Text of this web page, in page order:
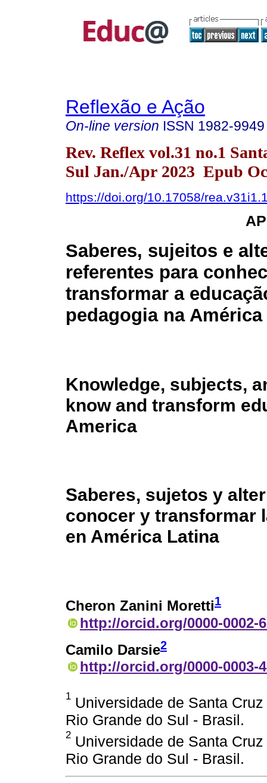
Reflexão e Ação
On-line version ISSN 1982-9949
Rev. Reflex vol.31 no.1
Sul Jan./Apr 2023 Epub
https://doi.org/10.17058/
Saberes, sujeitos e
referentes para
transformar a
pedagogia na
Knowledge, subjects,
know and transform
America
Saberes, sujetos y
conocer y transformar
en América Latina
Cheron Zanini Moretti1
http://orcid.org/0000-0002-
Camilo Darsie2
http://orcid.org/0000-0003-
1 Universidade de Santa
Rio Grande do Sul - Brasil.
2 Universidade de Santa
Rio Grande do Sul - Brasil.